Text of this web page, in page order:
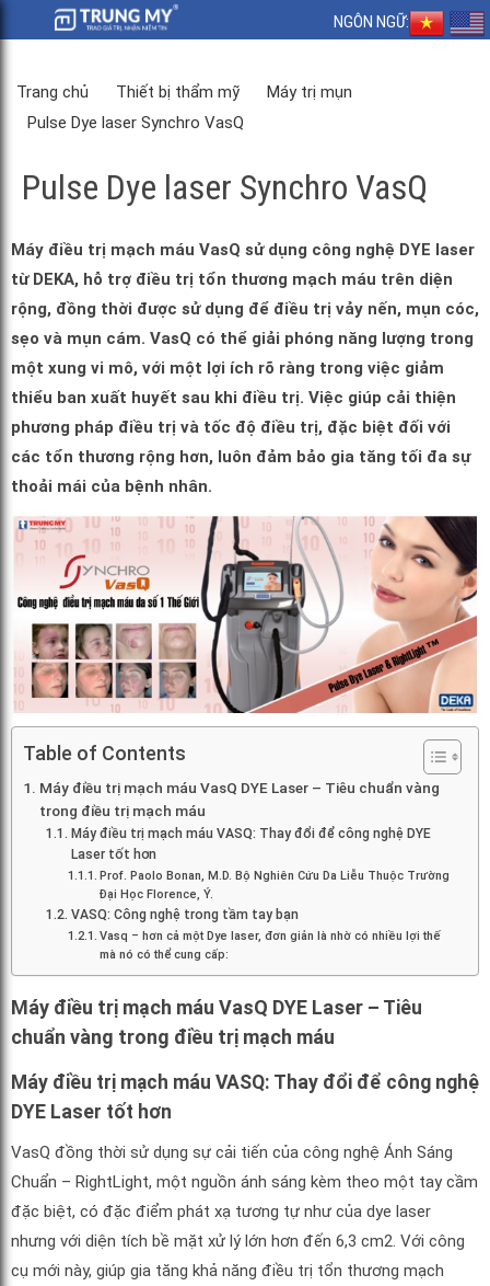
NGÔN NGỮ:
Trang chủ Thiết bị thẩm mỹ
Máy trị mụn
Pulse Dye laser Synchro VasQ
Pulse Dye laser Synchro VasQ
Máy điều trị mạch máu VasQ sử dụng công nghệ DYE laser
từ DEKA, hỗ trợ điều trị tổn thương mạch máu trên diện
rộng, đồng thời được sử dụng để điều trị vảy nến, mụn cóc,
sẹo và mụn cám. VasQ có thể giải phóng năng lượng trong
một xung vi mô, với một lợi ích rõ ràng trong việc giảm
thiểu ban xuất huyết sau khi điều trị. Việc giúp cải thiện
phương pháp điều trị và tốc độ điều trị, đặc biệt đối với
các tổn thương rộng hơn, luôn đảm bảo gia tăng tối đa sự
thoải mái của bệnh nhân.
Table of Contents
Máy điều trị mạch máu VasQ DYE Laser – Tiêu chuẩn vàng
trong điều trị mạch máu
Máy điều trị mạch máu VASQ: Thay đổi để công nghệ DYE
Laser tốt hơn
Prof. Paolo Bonan, M.D. Bộ Nghiên Cứu Da Liễu Thuộc Trường
Đại Học Florence, Ý.
VASQ: Công nghệ trong tầm tay bạn
Vasq – hơn cả một Dye laser, đơn giản là nhờ có nhiều lợi thế
mà nó có thể cung cấp:
Máy điều trị mạch máu VasQ DYE Laser – Tiêu
chuẩn vàng trong điều trị mạch máu
Máy điều trị mạch máu VASQ: Thay đổi để công nghệ
DYE Laser tốt hơn
VasQ đồng thời sử dụng sự cải tiến của công nghệ Ánh Sáng
Chuẩn – RightLight, một nguồn ánh sáng kèm theo một tay cầm
đặc biệt, có đặc điểm phát xạ tương tự như của dye laser
nhưng với diện tích bề mặt xử lý lớn hơn đến 6,3 cm2. Với công
cụ mới này, giúp gia tăng khả năng điều trị tổn thương mạch